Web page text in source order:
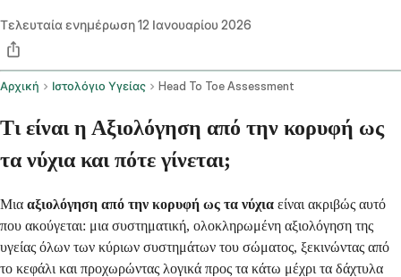
Τελευταία ενημέρωση12 Ιανουαρίου 2026
Αρχική Ιστολόγιο Υγείας Head To Toe Assessment
Τι είναι η Αξιολόγηση από την κορυφή ως
τα νύχια και πότε γίνεται;
Μια αξιολόγηση από την κορυφή ως τα νύχια είναι ακριβώς αυτό
που ακούγεται: μια συστηματική, ολοκληρωμένη αξιολόγηση της
υγείας όλων των κύριων συστημάτων του σώματος, ξεκινώντας από
το κεφάλι και προχωρώντας λογικά προς τα κάτω μέχρι τα δάχτυλα